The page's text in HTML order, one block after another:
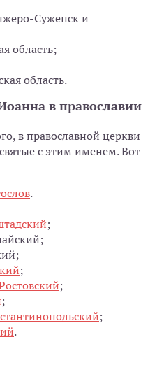
Суженск и
область;
область.
в православии
в православной церкви
с этим именем. Вот
.
;
;
;
;
;
.